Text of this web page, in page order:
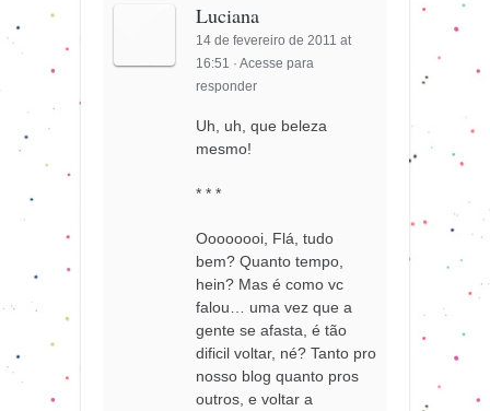
Luciana
14 de fevereiro de 2011 at
16:51 ·Acesse para
responder
Uh, uh, que beleza
mesmo!
* * *
Oooooooi, Flá, tudo
bem? Quanto tempo,
hein? Mas é como vc
falou… uma vez que a
gente se afasta, é tão
dificil voltar, né? Tanto pro
nosso blog quanto pros
outros, e voltar a